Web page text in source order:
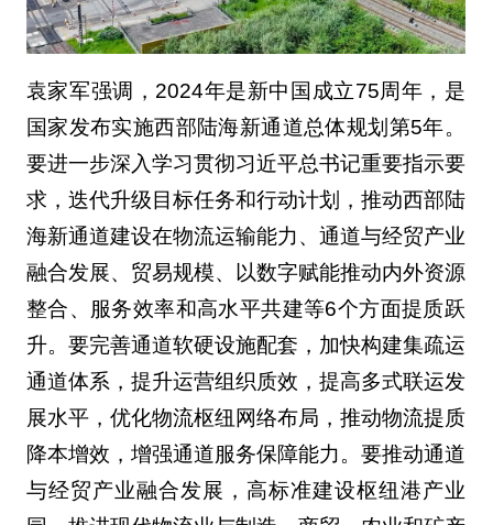
袁家军强调，2024年是新中国成立75周年，是
国家发布实施西部陆海新通道总体规划第5年。
要进一步深入学习贯彻习近平总书记重要指示要
求，迭代升级目标任务和行动计划，推动西部陆
海新通道建设在物流运输能力、通道与经贸产业
融合发展、贸易规模、以数字赋能推动内外资源
整合、服务效率和高水平共建等6个方面提质跃
升。要完善通道软硬设施配套，加快构建集疏运
通道体系，提升运营组织质效，提高多式联运发
展水平，优化物流枢纽网络布局，推动物流提质
降本增效，增强通道服务保障能力。要推动通道
与经贸产业融合发展，高标准建设枢纽港产业